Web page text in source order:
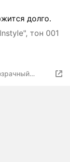
долго.
тон 001